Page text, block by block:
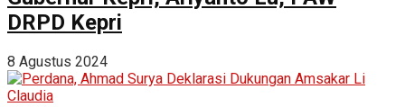
DRPD Kepri
8 Agustus 2024